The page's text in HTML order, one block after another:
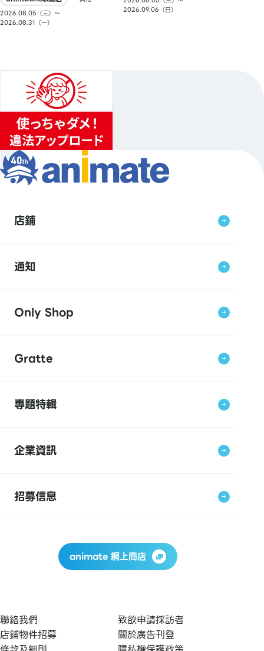
2026.08.05（三）〜
2026.08.31（一）
2026.09.06（日）
店鋪
通知
Only Shop
Gratte
專題特輯
企業資訊
招募信息
animate 網上商店
聯絡我們
致欲申請採訪者
店鋪物件招募
關於廣告刊登